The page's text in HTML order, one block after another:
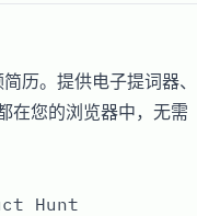
历。提供电子提词器、
在您的浏览器中，无需
Hunt